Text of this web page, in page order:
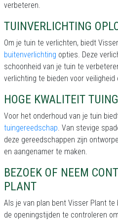
verbeteren.
TUINVERLICHTING
Om je tuin te verlichten, biedt
buitenverlichting opties. Deze
schoonheid van je tuin te
verlichting te bieden voor
HOGE KWALITEIT
Voor het onderhoud van je tuin
tuingereedschap. Van stevige
deze gereedschappen zijn
en aangenamer te maken.
BEZOEK OF NEEM
PLANT
Als je van plan bent Visser Plant
de openingstijden te controleren